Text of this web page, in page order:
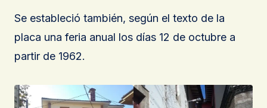
Se estableció también, según el texto de la
placa una feria anual los días 12 de octubre a
partir de 1962.